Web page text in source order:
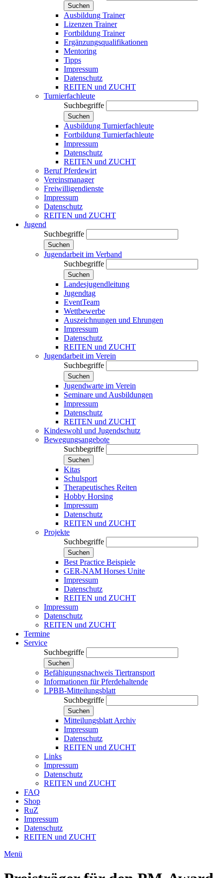
Suchen
Ausbildung Trainer
Lizenzen Trainer
Fortbildung Trainer
Ergänzungsqualifikationen
Mentoring
Tipps
Impressum
Datenschutz
REITEN und ZUCHT
Turnierfachleute
Suchbegriffe
Suchen
Ausbildung Turnierfachleute
Fortbildung Turnierfachleute
Impressum
Datenschutz
REITEN und ZUCHT
Beruf Pferdewirt
Vereinsmanager
Freiwilligendienste
Impressum
Datenschutz
REITEN und ZUCHT
Jugend
Suchbegriffe
Suchen
Jugendarbeit im Verband
Suchbegriffe
Suchen
Landesjugendleitung
Jugendtag
EventTeam
Wettbewerbe
Auszeichnungen und Ehrungen
Impressum
Datenschutz
REITEN und ZUCHT
Jugendarbeit im Verein
Suchbegriffe
Suchen
Jugendwarte im Verein
Seminare und Ausbildungen
Impressum
Datenschutz
REITEN und ZUCHT
Kindeswohl und Jugendschutz
Bewegungsangebote
Suchbegriffe
Suchen
Kitas
Schulsport
Therapeutisches Reiten
Hobby Horsing
Impressum
Datenschutz
REITEN und ZUCHT
Projekte
Suchbegriffe
Suchen
Best Practice Beispiele
GER-NAM Horses Unite
Impressum
Datenschutz
REITEN und ZUCHT
Impressum
Datenschutz
REITEN und ZUCHT
Termine
Service
Suchbegriffe
Suchen
Befähigungsnachweis Tiertransport
Informationen für Pferdehaltende
LPBB-Mitteilungsblatt
Suchbegriffe
Suchen
Mitteilungsblatt Archiv
Impressum
Datenschutz
REITEN und ZUCHT
Links
Impressum
Datenschutz
REITEN und ZUCHT
FAQ
Shop
RuZ
Impressum
Datenschutz
REITEN und ZUCHT
Menü